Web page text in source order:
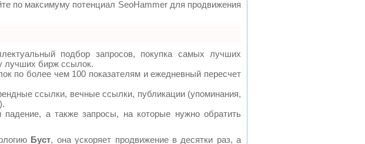
по максимуму потенциал SeoHammer для продвижения
подбор запросов, покупка самых лучших
лучших бирж ссылок.
по более чем 100 показателям и ежедневный пересчет
ссылки, вечные ссылки, публикации (упоминания,
а также запросы, на которые нужно обратить
Буст, она ускоряет продвижение в десятки раз, а